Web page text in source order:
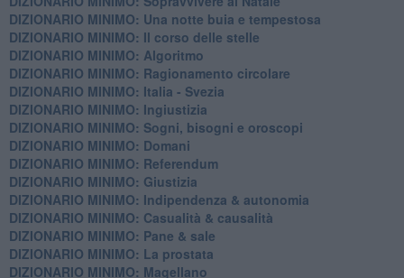
DIZIONARIO MINIMO: ​Una notte buia e tempestosa
DIZIONARIO MINIMO: Il corso delle stelle
DIZIONARIO MINIMO: Algoritmo
DIZIONARIO MINIMO: Ragionamento circolare
DIZIONARIO MINIMO: Italia - Svezia
DIZIONARIO MINIMO: ​Ingiustizia
DIZIONARIO MINIMO: ​Sogni, bisogni e oroscopi
DIZIONARIO MINIMO: Domani
DIZIONARIO MINIMO: Referendum
DIZIONARIO MINIMO: Giustizia
DIZIONARIO MINIMO: ​Indipendenza & autonomia
DIZIONARIO MINIMO: ​Casualità & causalità
​DIZIONARIO MINIMO: Pane & sale
DIZIONARIO MINIMO: La prostata
​DIZIONARIO MINIMO: Magellano